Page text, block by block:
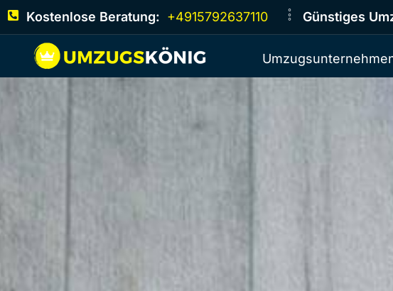
Kostenlose Beratung: +4915792637110 Günstiges